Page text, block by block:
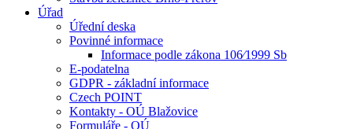
Úřad
Úřední deska
Povinné informace
Informace podle zákona 106⁄1999 Sb
E-podatelna
GDPR - základní informace
Czech POINT
Kontakty - OÚ Blažovice
Formuláře - OÚ